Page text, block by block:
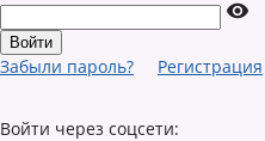
Забыли пароль? Регистрация
Войти через соцсети: